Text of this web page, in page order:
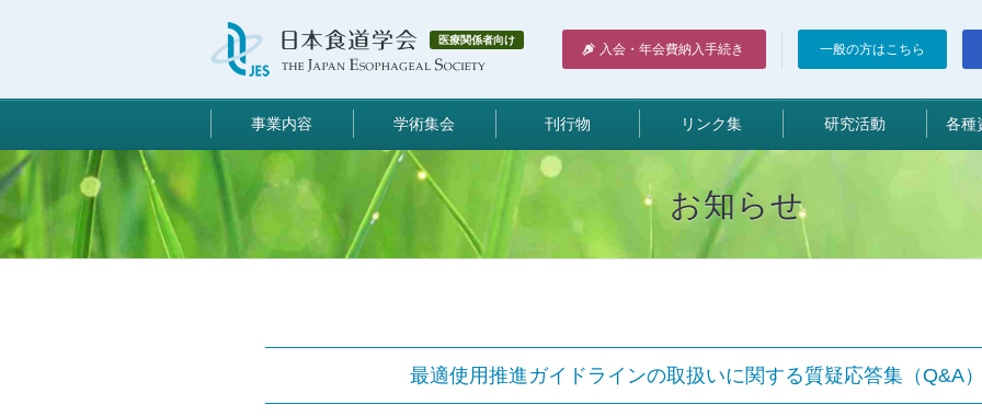
医療関係者向け
入会・年会費納入手続き 一般の方はこちら
事業内容 学術集会 刊行物 リンク集 研究活動 各種
お知らせ
最適使用推進ガイドラインの取扱いに関する質疑応答集（Q&A